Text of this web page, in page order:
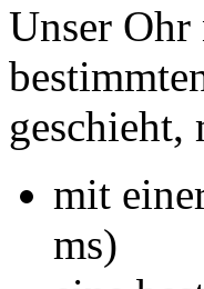
Unser Ohr
geschieht,
mit
ms)